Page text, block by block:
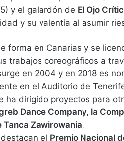
y el galardón de El Ojo
y su valentía al asumir
forma en Canarias y se
trabajos coreográficos a
en 2004 y en 2018 es
en el Auditorio de
ha dirigido proyectos para
Dance Company, la
Tanca Zawirowania.
el Premio Nacional